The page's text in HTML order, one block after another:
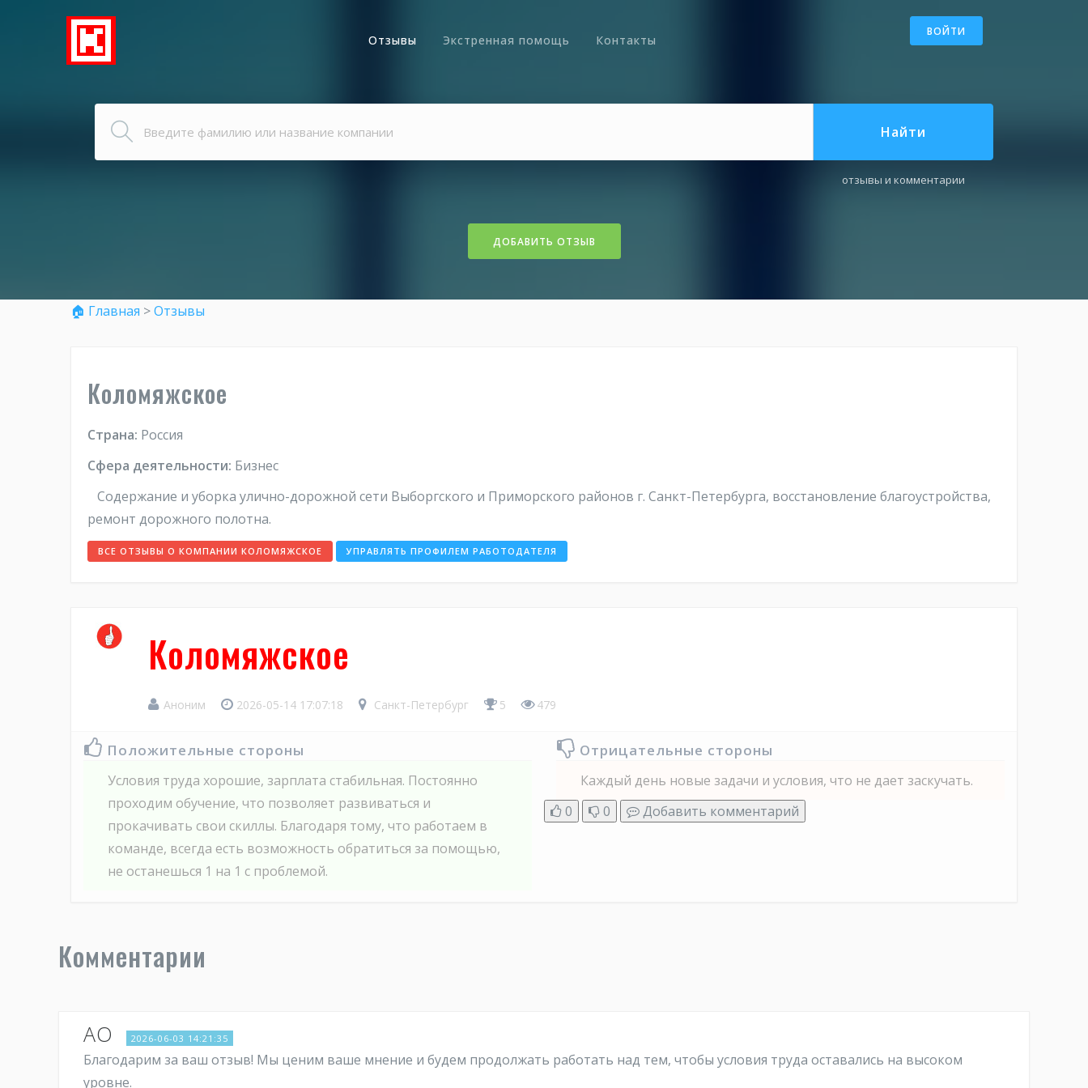
ВОЙТИ
Отзывы Экстренная помощь Контакты
Найти
отзывы и комментарии
ДОБАВИТЬ ОТЗЫВ
🏠 Главная >Отзывы
Коломяжское
Страна: Россия
Сфера деятельности: Бизнес
Содержание и уборка улично-дорожной сети Выборгского и Приморского районов г. Санкт-Петербурга, восстановление благоустройства,
ремонт дорожного полотна.
ВСЕ ОТЗЫВЫ О КОМПАНИИ КОЛОМЯЖСКОЕ УПРАВЛЯТЬ ПРОФИЛЕМ РАБОТОДАТЕЛЯ
Коломяжское
Аноним 2026-05-14 17:07:18 Санкт-Петербург 5 479
Положительные стороны
Условия труда хорошие, зарплата стабильная. Постоянно
проходим обучение, что позволяет развиваться и
прокачивать свои скиллы. Благодаря тому, что работаем в
команде, всегда есть возможность обратиться за помощью,
не останешься 1 на 1 с проблемой.
Отрицательные стороны
Каждый день новые задачи и условия, что не дает заскучать.
0
0 Добавить комментарий
Комментарии
АО 2026-06-03 14:21:35
Благодарим за ваш отзыв! Мы ценим ваше мнение и будем продолжать работать над тем, чтобы условия труда оставались на высоком
уровне.